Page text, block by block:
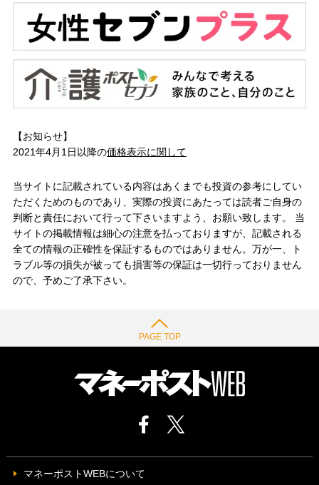
【お知らせ】
2021年4月1日以降の価格表示に関して
当サイトに記載されている内容はあくまでも投資の参考にしてい
ただくためのものであり、実際の投資にあたっては読者ご自身の
判断と責任において行って下さいますよう、お願い致します。 当
サイトの掲載情報は細心の注意を払っておりますが、記載される
全ての情報の正確性を保証するものではありません。万が一、ト
ラブル等の損失が被っても損害等の保証は一切行っておりません
ので、予めご了承下さい。
PAGE TOP
マネーポストWEBについて